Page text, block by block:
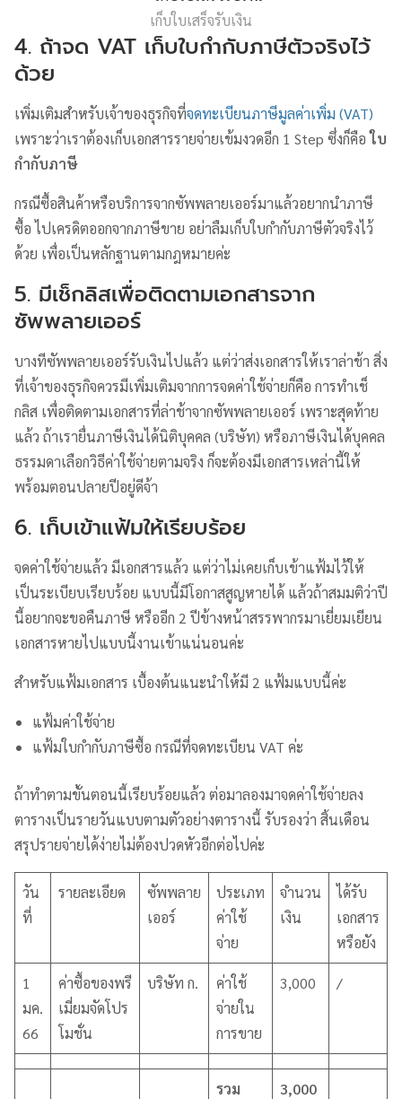
เก็บใบเสร็จรับเงิน
4. ถ้าจด VAT เก็บใบกำกับภาษีตัวจริงไว้
ด้วย
เพิ่มเติมสำหรับเจ้าของธุรกิจที่จดทะเบียนภาษีมูลค่าเพิ่ม (VAT)
เพราะว่าเราต้องเก็บเอกสารรายจ่ายเข้มงวดอีก 1 Step ซึ่งก็คือใบ
กำกับภาษี
กรณีซื้อสินค้าหรือบริการจากซัพพลายเออร์มาแล้วอยากนำภาษี
ซื้อ ไปเครดิตออกจากภาษีขาย อย่าลืมเก็บใบกำกับภาษีตัวจริงไว้
ด้วย เพื่อเป็นหลักฐานตามกฎหมายค่ะ
5. มีเช็กลิสเพื่อติดตามเอกสารจาก
ซัพพลายเออร์
บางทีซัพพลายเออร์รับเงินไปแล้ว แต่ว่าส่งเอกสารให้เราล่าช้า สิ่ง
ที่เจ้าของธุรกิจควรมีเพิ่มเติมจากการจดค่าใช้จ่ายก็คือ การทำเช็
กลิส เพื่อติดตามเอกสารที่ล่าช้าจากซัพพลายเออร์ เพราะสุดท้าย
แล้ว ถ้าเรายื่นภาษีเงินได้นิติบุคคล (บริษัท) หรือภาษีเงินได้บุคคล
ธรรมดาเลือกวิธีค่าใช้จ่ายตามจริง ก็จะต้องมีเอกสารเหล่านี้ให้
พร้อมตอนปลายปีอยู่ดีจ้า
6. เก็บเข้าแฟ้มให้เรียบร้อย
จดค่าใช้จ่ายแล้ว มีเอกสารแล้ว แต่ว่าไม่เคยเก็บเข้าแฟ้มไว้ให้
เป็นระเบียบเรียบร้อย แบบนี้มีโอกาสสูญหายได้ แล้วถ้าสมมติว่าปี
นี้อยากจะขอคืนภาษี หรืออีก 2 ปีข้างหน้าสรรพากรมาเยี่ยมเยียน
เอกสารหายไปแบบนี้งานเข้าแน่นอนค่ะ
สำหรับแฟ้มเอกสาร เบื้องต้นแนะนำให้มี 2 แฟ้มแบบนี้ค่ะ
แฟ้มค่าใช้จ่าย
แฟ้มใบกำกับภาษีซื้อ กรณีที่จดทะเบียน VAT ค่ะ
ถ้าทำตามขั้นตอนนี้เรียบร้อยแล้ว ต่อมาลองมาจดค่าใช้จ่ายลง
ตารางเป็นรายวันแบบตามตัวอย่างตารางนี้ รับรองว่า สิ้นเดือน
สรุปรายจ่ายได้ง่ายไม่ต้องปวดหัวอีกต่อไปค่ะ
วัน
ที่
รายละเอียด
ซัพพลาย
เออร์
ประเภท
ค่าใช้
จ่าย
จำนวน
เงิน
ได้รับ
เอกสาร
หรือยัง
1
มค.
66
ค่าซื้อของพรี
เมี่ยมจัดโปร
โมชั่น
บริษัท ก.
ค่าใช้
จ่ายใน
การขาย
3,000 /
รวม 3,000